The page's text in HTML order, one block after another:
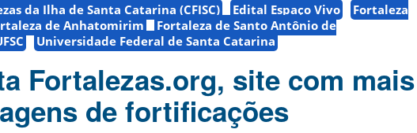
da Ilha de Santa Catarina (CFISC) Edital Espaço Vivo
Fortaleza
de Anhatomirim
Fortaleza de Santo Antônio de
Universidade Federal de Santa Catarina
Fortalezas.org, site com mais
de fortificações